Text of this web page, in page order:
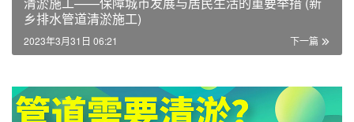
乡排水管道清淤施工)
下一篇
2023年3月31日 06:21